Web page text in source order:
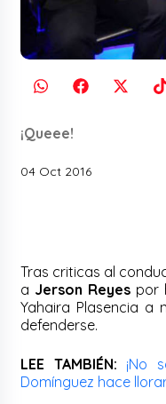
¡Queee!
04 Oct 2016
Tras criticas al
a Jerson Reyespor
Yahaira Plasencia a
defenderse.
LEE TAMBIÉN: ¡No
Domínguez hace